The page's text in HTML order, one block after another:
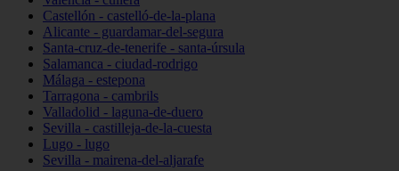
Castellón - castelló-de-la-plana
Alicante - guardamar-del-segura
Santa-cruz-de-tenerife - santa-úrsula
Salamanca - ciudad-rodrigo
Málaga - estepona
Tarragona - cambrils
Valladolid - laguna-de-duero
Sevilla - castilleja-de-la-cuesta
Lugo - lugo
Sevilla - mairena-del-aljarafe